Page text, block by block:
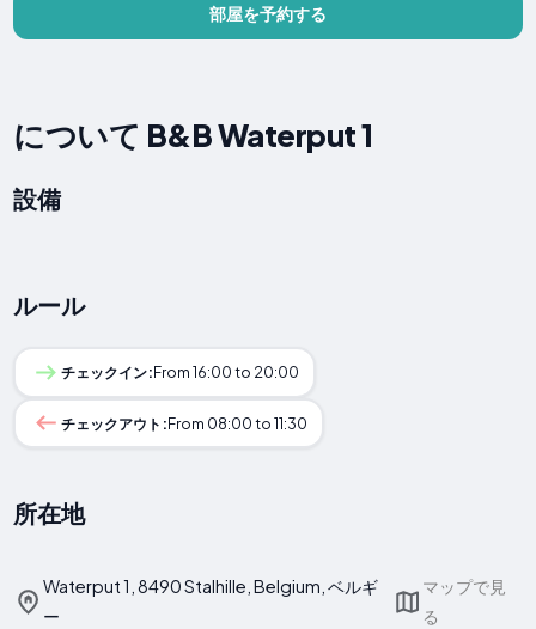
部屋を予約する
について B&B Waterput 1
設備
ルール
チェックイン:From 16:00 to 20:00
チェックアウト:From 08:00 to 11:30
所在地
Waterput 1, 8490 Stalhille, Belgium, ベルギ
ー
マップで見
る